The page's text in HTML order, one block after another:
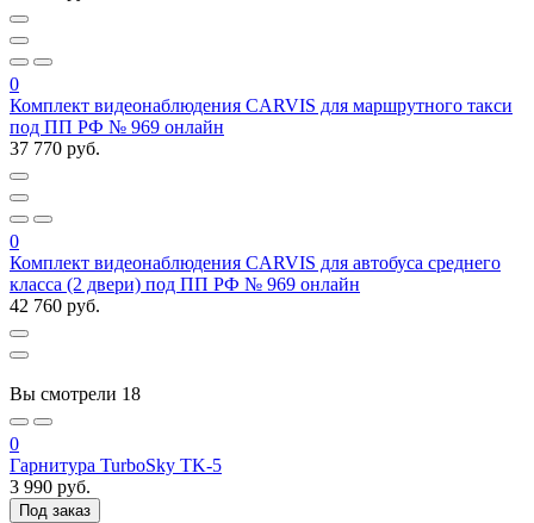
0
Комплект видеонаблюдения CARVIS для маршрутного такси
под ПП РФ № 969 онлайн
37 770 руб.
0
Комплект видеонаблюдения CARVIS для автобуса среднего
класса (2 двери) под ПП РФ № 969 онлайн
42 760 руб.
Вы смотрели 18
0
Гарнитура TurboSky TK-5
3 990 руб.
Под заказ